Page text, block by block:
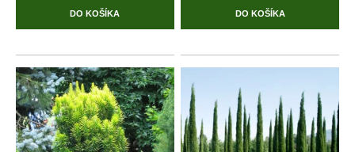
DO KOŠÍKA DO KOŠÍKA